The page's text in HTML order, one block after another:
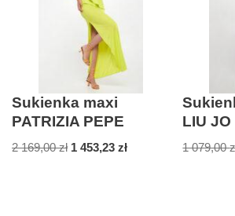
Sukienka maxi
PATRIZIA PEPE
2 169,00zł 1 453,23 zł
LIU JO
1 079,00